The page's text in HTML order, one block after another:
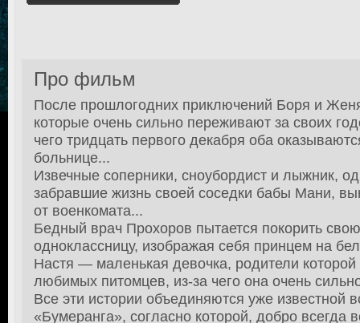
Про фильм
После прошлогодних приключений Боря и
которые очень сильно переживают за своих
чего тридцать первого декабря оба
больнице...
Извечные соперники, сноубордист и лыжник,
забравшие жизнь своей соседки бабы Мани,
от военкомата...
Бедный врач Прохоров пытается покорить
одноклассницу, изображая себя принцем на
Настя — маленькая девочка, родители которой
любимых питомцев, из-за чего она очень
Все эти истории объединяются уже известной
«Бумеранга», согласно которой, добро всегда